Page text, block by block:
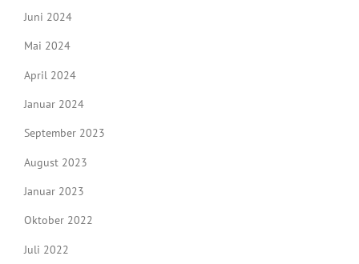
Juni 2024
Mai 2024
April 2024
Januar 2024
September 2023
August 2023
Januar 2023
Oktober 2022
Juli 2022